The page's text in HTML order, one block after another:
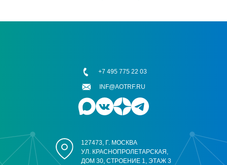
127473, Г. МОСКВА
УЛ. КРАСНОПРОЛЕТАРСКАЯ,
ДОМ 30, СТРОЕНИЕ 1, ЭТАЖ 3
+7 495 775 22 03
INF@AOTRF.RU